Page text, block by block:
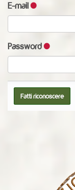
E-mail
Password